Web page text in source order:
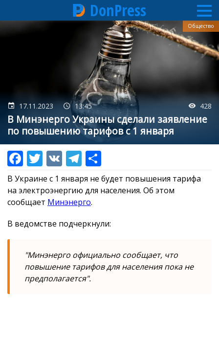
Перейти
DonPress
17.11.2023 13:45 428
В Минэнерго Украины сделали заявление
по повышению тарифов с 1 января
Общество
В Украине с 1 января не будет повышения тарифа
на электроэнергию для населения. Об этом
сообщает Минэнерго.
В ведомстве подчеркнули:
"Минэнерго официально сообщает, что
повышение тарифов для населения пока не
предполагается".